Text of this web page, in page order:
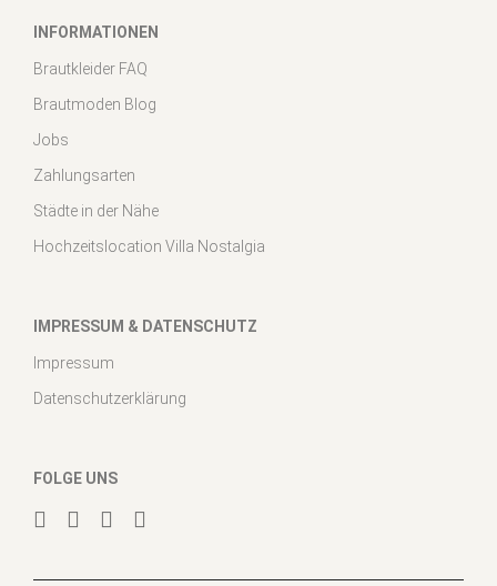
INFORMATIONEN
Brautkleider FAQ
Brautmoden Blog
Jobs
Zahlungsarten
Städte in der Nähe
Hochzeitslocation Villa Nostalgia
IMPRESSUM & DATENSCHUTZ
Impressum
Datenschutzerklärung
FOLGE UNS